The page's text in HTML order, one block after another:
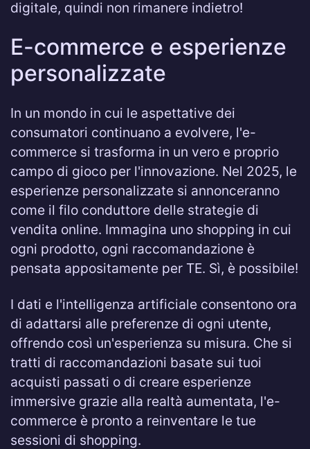
digitale, quindi non rimanere indietro!
E-commerce e esperienze
personalizzate
In un mondo in cui le aspettative dei
consumatori continuano a evolvere, l'e-
commerce si trasforma in un vero e proprio
campo di gioco per l'innovazione. Nel 2025, le
esperienze personalizzate si annonceranno
come il filo conduttore delle strategie di
vendita online. Immagina uno shopping in cui
ogni prodotto, ogni raccomandazione è
pensata appositamente per TE. Sì, è possibile!
I dati e l'intelligenza artificiale consentono ora
di adattarsi alle preferenze di ogni utente,
offrendo così un'esperienza su misura. Che si
tratti di raccomandazioni basate sui tuoi
acquisti passati o di creare esperienze
immersive grazie alla realtà aumentata, l'e-
commerce è pronto a reinventare le tue
sessioni di shopping.